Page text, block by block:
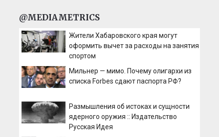
@MEDIAMETRICS
Жители Хабаровского края могут
оформить вычет за расходы на занятия
спортом
Мильнер — мимо. Почему олигархи из
списка Forbes сдают паспорта РФ?
Размышления об истоках и сущности
ядерного оружия :: Издательство
Русская Идея